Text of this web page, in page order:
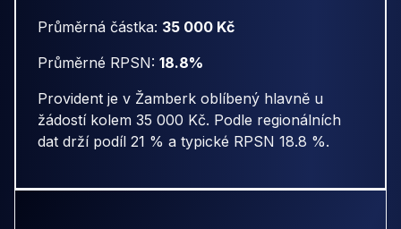
Průměrná částka: 35 000 Kč
Průměrné RPSN: 18.8%
Provident je v Žamberk oblíbený hlavně u
žádostí kolem 35 000 Kč. Podle regionálních
dat drží podíl 21 % a typické RPSN 18.8 %.